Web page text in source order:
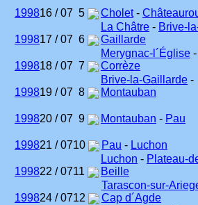
199816 / 07 5 Cholet-
199817 / 07 6
La Châtre - Brive-
Gaillarde
199818 / 07 7
Merygnac-l´Église -
Corrèze
199819 / 07 8
Brive-la-Gaillarde -
Montauban
199820 / 07 9 Montauban - Pau
199821 / 0710 Pau - Luchon
199822 / 0711
Luchon - Plateau-
Beille
199824 / 0712
Tarascon-sur-
Cap d´Agde